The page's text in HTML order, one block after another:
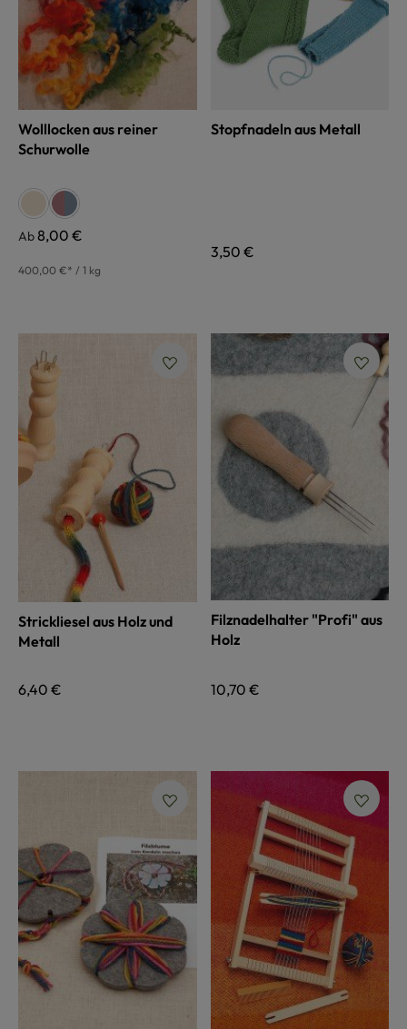
Wolllocken aus reiner
Schurwolle
Farbe auswählen
naturweiß
buntbunt
Regulärer Preis:
Ab8,00 €
400,00 €* / 1 kg
Stopfnadeln aus Metall
Regulärer Preis:
3,50 €
Strickliesel aus Holz und
Metall
Regulärer Preis:
6,40 €
Filznadelhalter "Profi" aus
Holz
Regulärer Preis:
10,70 €